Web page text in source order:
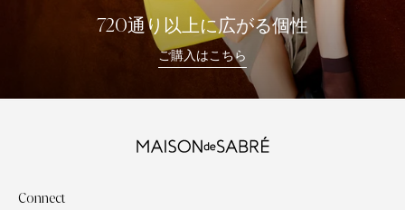
720通り以上に広がる個性
ご購入はこちら
Connect